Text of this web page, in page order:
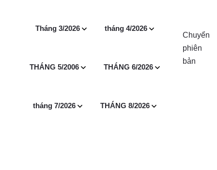
Tháng 3/2026 tháng 4/2026
THÁNG 5/2006 THÁNG 6/2026
tháng 7/2026 THÁNG 8/2026
Chuyển
phiên
bản